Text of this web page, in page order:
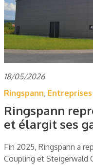
18/05/2026
Ringspann, Entreprises
Ringspann
et élargit ses
Fin 2025, Ringspann a
Coupling et Steigerwald